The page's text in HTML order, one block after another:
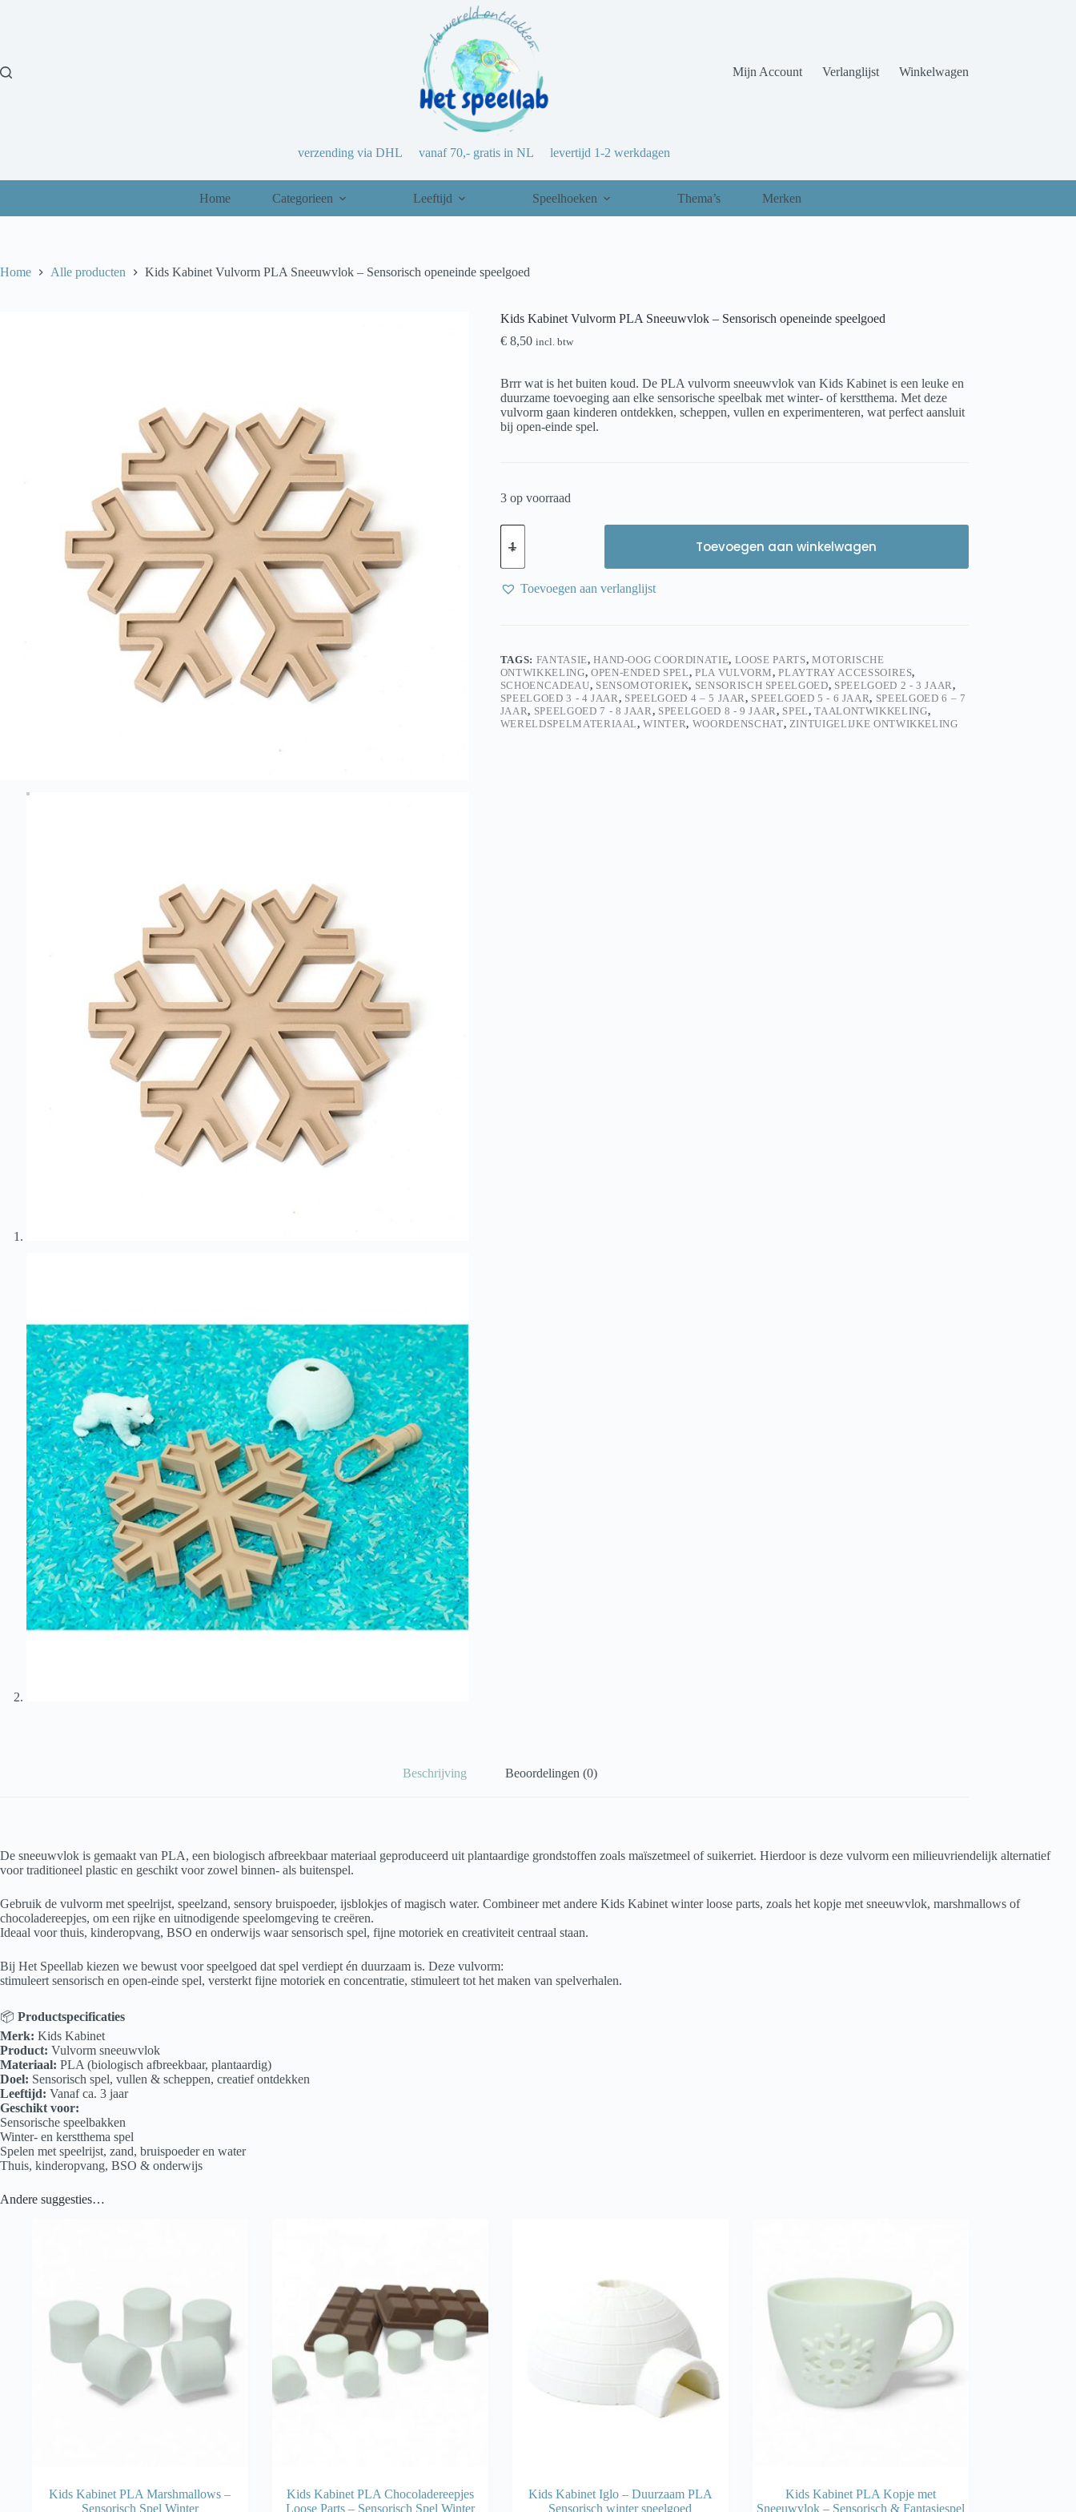
Mijn Account
Verlanglijst Winkelwagen
verzending via DHL vanaf 70,- gratis in NL levertijd 1-2 werkdagen
Home Categorieen Leeftijd Speelhoeken Thema’s Merken
Home Alle producten Kids Kabinet Vulvorm PLA Sneeuwvlok – Sensorisch openeinde speelgoed
Kids Kabinet Vulvorm PLA Sneeuwvlok – Sensorisch openeinde speelgoed
€8,50 incl. btw
Brrr wat is het buiten koud. De PLA vulvorm sneeuwvlok van Kids Kabinet is een leuke en
duurzame toevoeging aan elke sensorische speelbak met winter- of kerstthema. Met deze
vulvorm gaan kinderen ontdekken, scheppen, vullen en experimenteren, wat perfect aansluit
bij open-einde spel.
3 op voorraad
Kids
Kabinet
PLA
Sneeuwvlok
aantal
Toevoegen aan winkelwagen
Toevoegen aan verlanglijst
TAGS: FANTASIE,HAND-OOG COORDINATIE, LOOSE PARTS, MOTORISCHE
ONTWIKKELING, OPEN-ENDED SPEL, PLA VULVORM,PLAYTRAY ACCESSOIRES,
SCHOENCADEAU, SENSOMOTORIEK, SENSORISCH SPEELGOED, SPEELGOED 2 - 3 JAAR,
SPEELGOED 3 - 4 JAAR, SPEELGOED 4 – 5 JAAR, SPEELGOED 5 - 6 JAAR, SPEELGOED 6 – 7
JAAR, SPEELGOED 7 - 8 JAAR, SPEELGOED 8 - 9 JAAR, SPEL,TAALONTWIKKELING,
WERELDSPELMATERIAAL,WINTER, WOORDENSCHAT, ZINTUIGELIJKE ONTWIKKELING
Beschrijving Beoordelingen (0)
De sneeuwvlok is gemaakt van PLA, een biologisch afbreekbaar materiaal geproduceerd uit plantaardige grondstoffen zoals maïszetmeel of suikerriet. Hierdoor is deze vulvorm een milieuvriendelijk alternatief
voor traditioneel plastic en geschikt voor zowel binnen- als buitenspel.
Gebruik de vulvorm met speelrijst, speelzand, sensory bruispoeder, ijsblokjes of magisch water. Combineer met andere Kids Kabinet winter loose parts, zoals het kopje met sneeuwvlok, marshmallows of
chocoladereepjes, om een rijke en uitnodigende speelomgeving te creëren.
Ideaal voor thuis, kinderopvang, BSO en onderwijs waar sensorisch spel, fijne motoriek en creativiteit centraal staan.
Bij Het Speellab kiezen we bewust voor speelgoed dat spel verdiept én duurzaam is. Deze vulvorm:
stimuleert sensorisch en open-einde spel, versterkt fijne motoriek en concentratie, stimuleert tot het maken van spelverhalen.
📦 Productspecificaties
Merk: Kids Kabinet
Product: Vulvorm sneeuwvlok
Materiaal: PLA (biologisch afbreekbaar, plantaardig)
Doel: Sensorisch spel, vullen & scheppen, creatief ontdekken
Leeftijd: Vanaf ca. 3 jaar
Geschikt voor:
Sensorische speelbakken
Winter- en kerstthema spel
Spelen met speelrijst, zand, bruispoeder en water
Thuis, kinderopvang, BSO & onderwijs
Andere suggesties…
Kids Kabinet PLA Marshmallows –
Sensorisch Spel Winter
Kids Kabinet PLA Chocoladereepjes
Loose Parts – Sensorisch Spel Winter
Kids Kabinet Iglo – Duurzaam PLA
Sensorisch winter speelgoed
Kids Kabinet PLA Kopje met
Sneeuwvlok – Sensorisch & Fantasiespel